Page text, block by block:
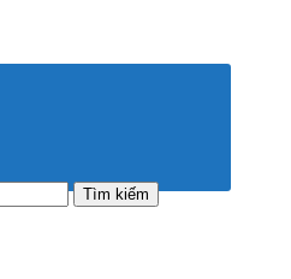
Tìm kiếm